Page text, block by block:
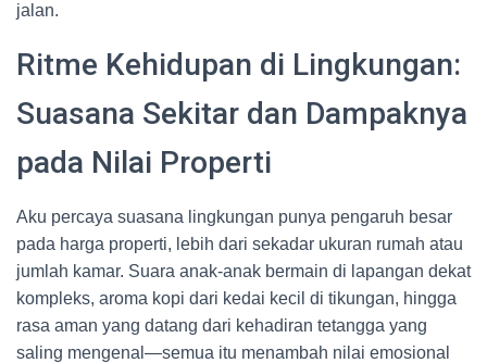
jalan.
Ritme Kehidupan di Lingkungan:
Suasana Sekitar dan Dampaknya
pada Nilai Properti
Aku percaya suasana lingkungan punya pengaruh besar
pada harga properti, lebih dari sekadar ukuran rumah atau
jumlah kamar. Suara anak-anak bermain di lapangan dekat
kompleks, aroma kopi dari kedai kecil di tikungan, hingga
rasa aman yang datang dari kehadiran tetangga yang
saling mengenal—semua itu menambah nilai emosional